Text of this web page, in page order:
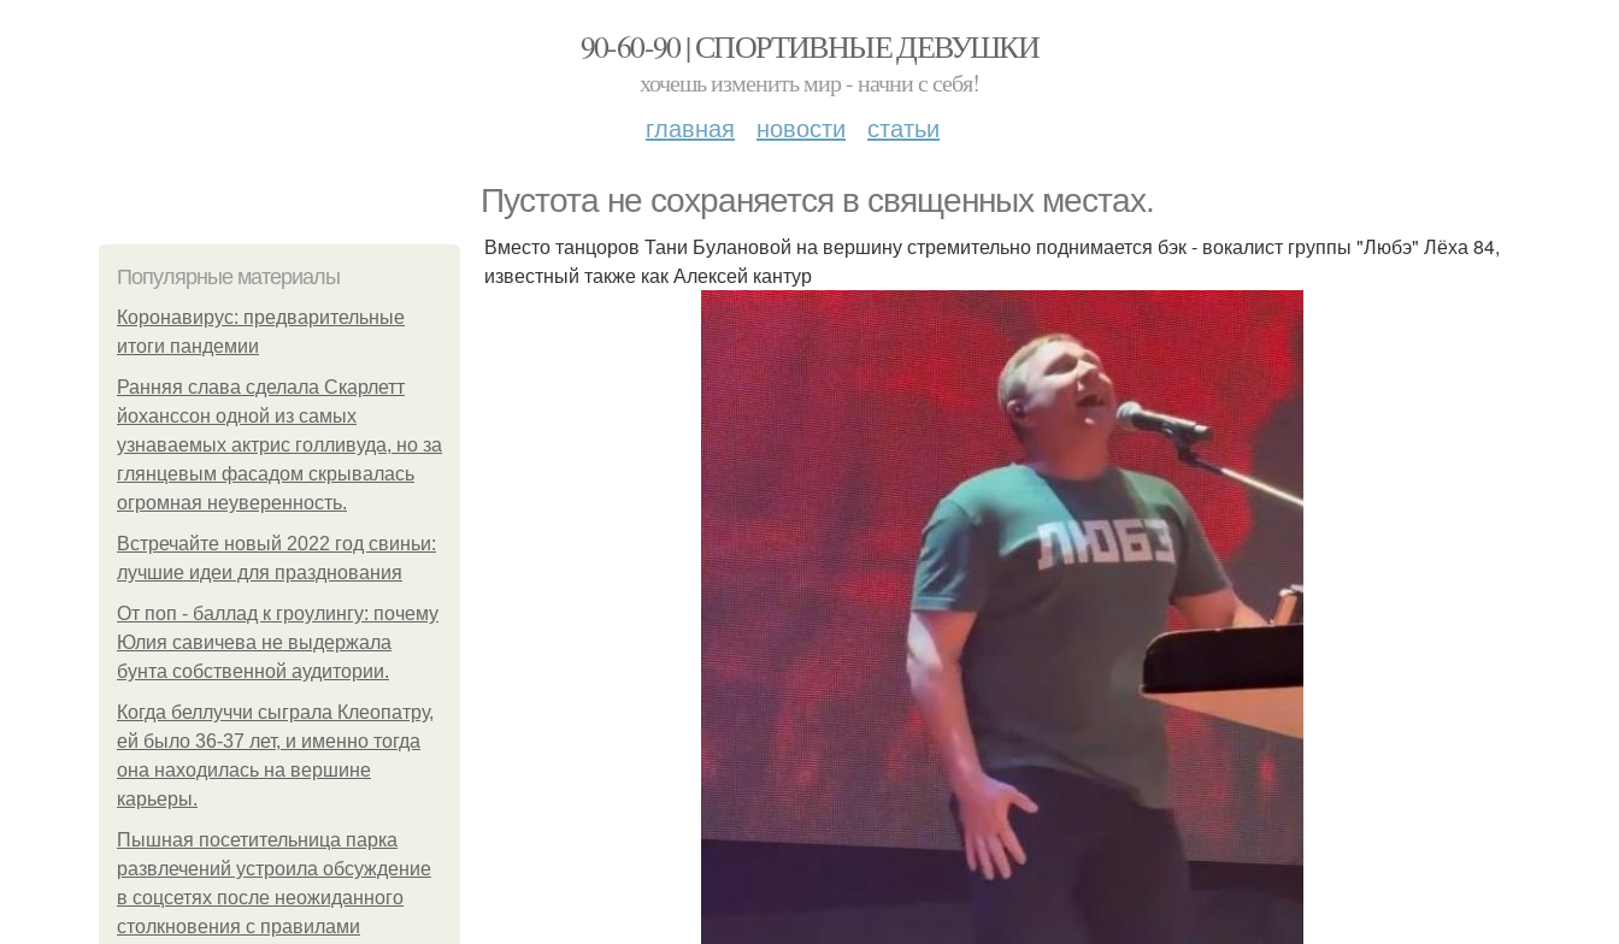
90-60-90 | СПОРТИВНЫЕ ДЕВУШКИ
хочешь изменить мир - начни с себя!
главная новости статьи
Пустота не сохраняется в священных местах.
Популярные материалы
Коронавирус: предварительные
итоги пандемии
Ранняя слава сделала Скарлетт
йоханссон одной из самых
узнаваемых актрис голливуда, но за
глянцевым фасадом скрывалась
огромная неуверенность.
Встречайте новый 2022 год свиньи:
лучшие идеи для празднования
От поп - баллад к гроулингу: почему
Юлия савичева не выдержала
бунта собственной аудитории.
Когда беллуччи сыграла Клеопатру,
ей было 36-37 лет, и именно тогда
она находилась на вершине
карьеры.
Пышная посетительница парка
развлечений устроила обсуждение
в соцсетях после неожиданного
столкновения с правилами
Вместо танцоров Тани Булановой на вершину стремительно поднимается бэк - вокалист группы "Любэ" Лёха 84,
известный также как Алексей кантур